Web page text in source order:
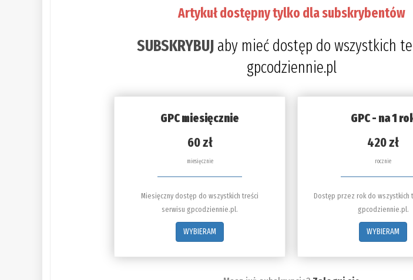
Artykuł dostępny tylko dla subskrybentów
SUBSKRYBUJaby mieć dostęp do wszystkich
gpcodziennie.pl
GPC miesięcznie
60 zł
miesięcznie
Miesięczny dostęp do wszystkich treści
serwisu gpcodziennie.pl.
WYBIERAM
GPC - na 1
420 zł
rocznie
Dostęp przez rok do wszystkich
gpcodziennie.pl.
WYBIERAM